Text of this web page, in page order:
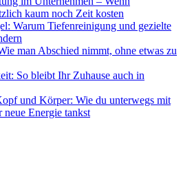
kaum noch Zeit kosten
Warum Tiefenreinigung und gezielte
man Abschied nimmt, ohne etwas zu
So bleibt Ihr Zuhause auch in
und Körper: Wie du unterwegs mit
Energie tankst